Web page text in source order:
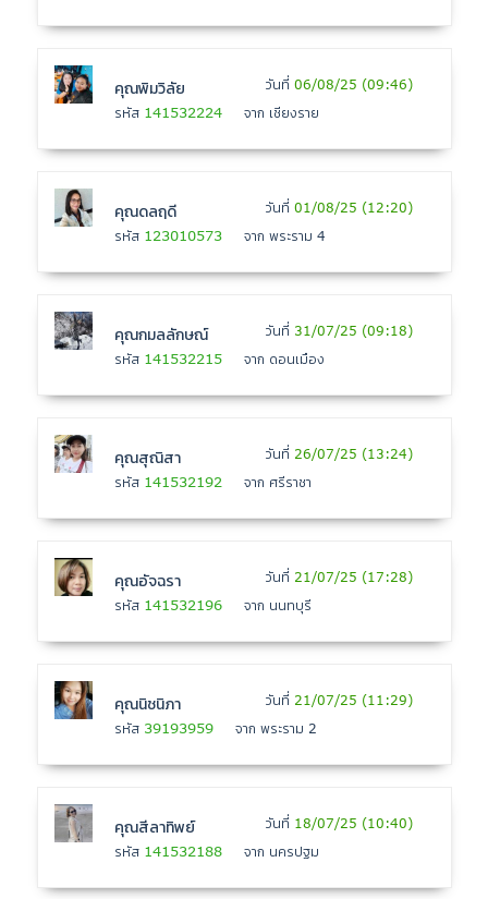
คุณพิมวิลัย
รหัส 141532224 จาก เชียงราย
วันที่ 06/08/25 (09:46)
คุณดลฤดี
รหัส 123010573 จาก พระราม 4
วันที่ 01/08/25 (12:20)
คุณกมลลักษณ์
รหัส 141532215 จาก ดอนเมือง
วันที่ 31/07/25 (09:18)
คุณสุณิสา
รหัส 141532192 จาก ศรีราชา
วันที่ 26/07/25 (13:24)
คุณอัจฉรา
รหัส 141532196 จาก นนทบุรี
วันที่ 21/07/25 (17:28)
คุณนิชนิภา
รหัส 39193959 จาก พระราม 2
วันที่ 21/07/25 (11:29)
คุณสีลาทิพย์
รหัส 141532188 จาก นครปฐม
วันที่ 18/07/25 (10:40)